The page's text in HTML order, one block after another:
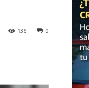
0
136